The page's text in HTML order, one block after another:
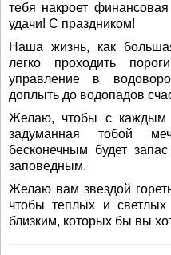
тебя накроет
удачи! С праздником!
Наша жизнь, как
легко проходить
управление в
доплыть до водопадов
Желаю, чтобы с каждым
задуманная тобой
бесконечным будет
заповедным.
Желаю вам звездой
чтобы теплых и
близким, которых бы вы